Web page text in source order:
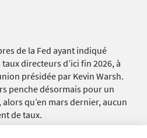
de la Fed ayant indiqué
directeurs d’ici fin 2026, à
présidée par Kevin Warsh.
penche désormais pour un
qu’en mars dernier, aucun
de taux.